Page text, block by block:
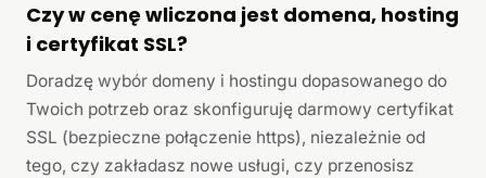
Czy w cenę wliczona jest domena, hosting
i certyfikat SSL?
Doradzę wybór domeny i hostingu dopasowanego do
Twoich potrzeb oraz skonfiguruję darmowy certyfikat
SSL (bezpieczne połączenie https), niezależnie od
tego, czy zakładasz nowe usługi, czy przenosisz